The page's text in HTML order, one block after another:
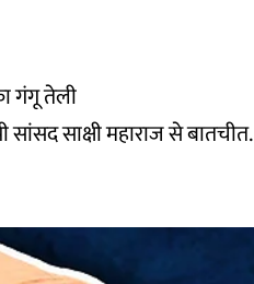
गंगू तेली
सांसद साक्षी महाराज से बातचीत.